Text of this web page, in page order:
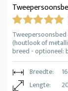
(houtlook of
breed - optioneel:
Breedte:
Lengte: